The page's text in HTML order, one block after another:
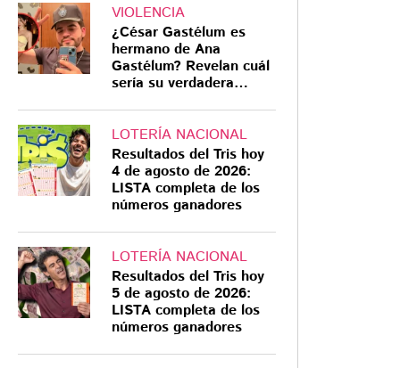
VIOLENCIA
¿César Gastélum es
hermano de Ana
Gastélum? Revelan cuál
sería su verdadera
LOTERÍA NACIONAL
Resultados del Tris hoy
4 de agosto de 2026:
LISTA completa de los
números ganadores
LOTERÍA NACIONAL
Resultados del Tris hoy
5 de agosto de 2026:
LISTA completa de los
números ganadores